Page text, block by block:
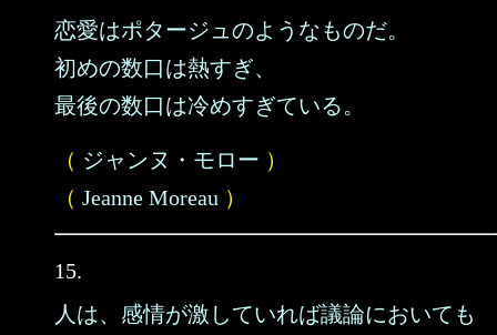
恋愛はポタージュのようなものだ。
初めの数口は熱すぎ、
最後の数口は冷めすぎている。
（ ジャンヌ・モロー ）
（ Jeanne Moreau ）
15.
人は、感情が激していれば議論においても